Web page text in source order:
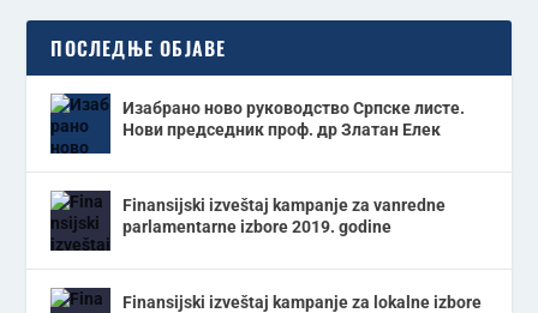
ПОСЛЕДЊЕ ОБЈАВЕ
Изабрано ново руководство Српске листе.
Нови председник проф. др Златан Елек
Finansijski izveštaj kampanje za vanredne
parlamentarne izbore 2019. godine
Finansijski izveštaj kampanje za lokalne izbore